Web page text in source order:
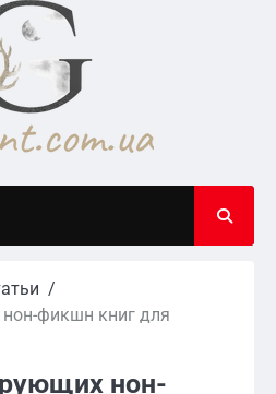
фикшн книг для
нон-